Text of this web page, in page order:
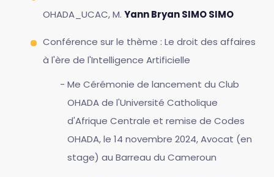
OHADA_UCAC, M. Yann Bryan SIMO SIMO
Conférence sur le thème : Le droit des affaires
à l'ère de l'Intelligence Artificielle
Me Cérémonie de lancement du Club
OHADA de l'Université Catholique
d'Afrique Centrale et remise de Codes
OHADA, le 14 novembre 2024, Avocat (en
stage) au Barreau du Cameroun